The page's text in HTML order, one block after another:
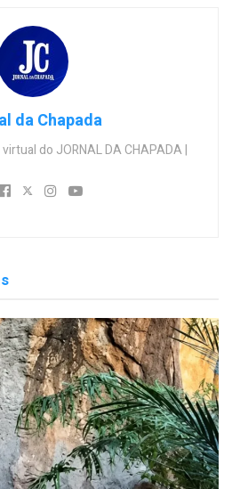
da Chapada
do JORNAL DA CHAPADA |